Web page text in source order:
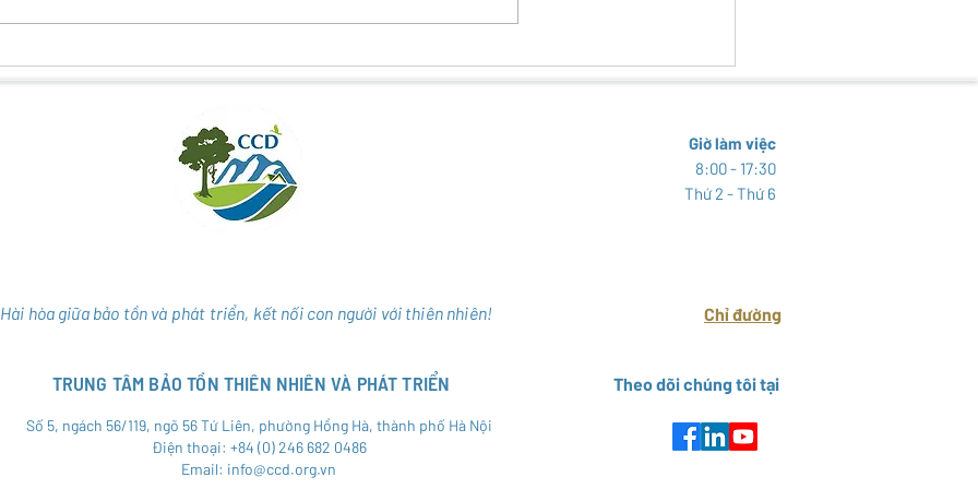
– CỘNG ĐỒNG QUA DU LỊCH
GÂY HẠI TẠI KHU BẢO TỒN THIÊN
Hài hòa giữa bảo tồn và phát triển, kết nối con người với thiên nhiên!
TRUNG TÂM BẢO TỒN THIÊN NHIÊN VÀ PHÁT TRIỂN
Số 5, ngách 56/119, ngõ 56 Tứ Liên, phường Hồng Hà, thành phố Hà Nội
Điện thoại: +84 (0) 246 682 0486
Email: info@ccd.org.vn
Giờ làm việc
8:00 - 17:30
Thứ 2 - Thứ 6
Chỉ đường
Theo dõi chúng tôi tại